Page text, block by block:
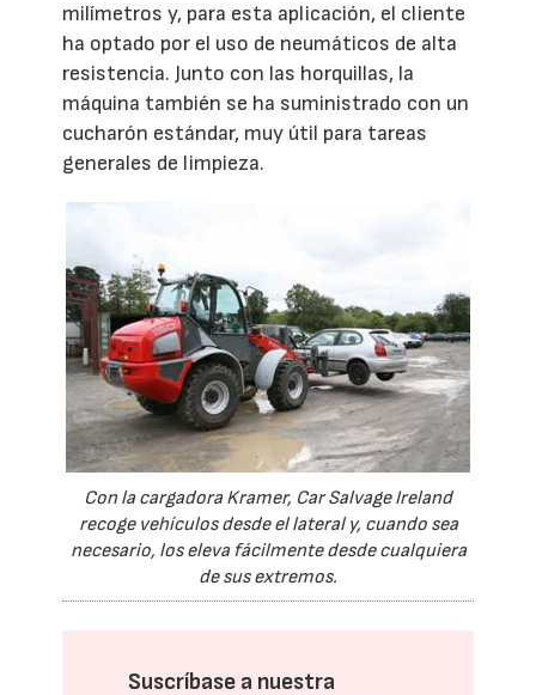
milímetros y, para esta aplicación, el cliente
ha optado por el uso de neumáticos de alta
resistencia. Junto con las horquillas, la
máquina también se ha suministrado con un
cucharón estándar, muy útil para tareas
generales de limpieza.
Con la cargadora Kramer, Car Salvage Ireland
recoge vehículos desde el lateral y, cuando sea
necesario, los eleva fácilmente desde cualquiera
de sus extremos.
Suscríbase a nuestra